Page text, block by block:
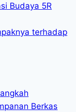
Budaya 5R
terhadap
Berkas